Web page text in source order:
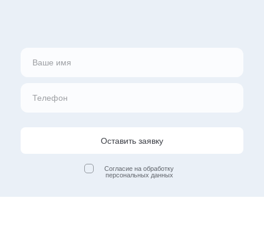
Оставить заявку
Согласие на обработку
персональных данных